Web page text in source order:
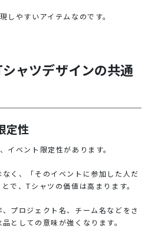
しやすいアイテムなのです。
ャツデザインの共通
定性
イベント限定性があります。
なく、「そのイベントに参加した人だ
で、Tシャツの価値は高まります。
プロジェクト名、チーム名などをさ
としての意味が強くなります。